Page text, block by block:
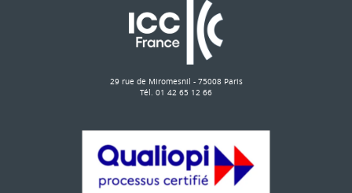
29 rue de Miromesnil - 75008 Paris
Tél. 01 42 65 12 66